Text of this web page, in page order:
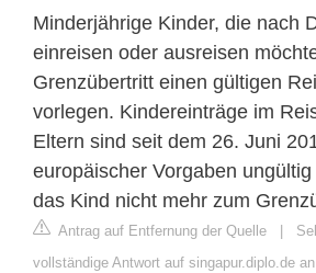
Minderjährige Kinder, die nach
einreisen oder ausreisen
Grenzübertritt einen gültigen
vorlegen. Kindereinträge im
Eltern sind seit dem 26. Juni
europäischer Vorgaben
das Kind nicht mehr zum
Antrag auf Entfernung der Quelle |
vollständige Antwort auf singapur.diplo.de an